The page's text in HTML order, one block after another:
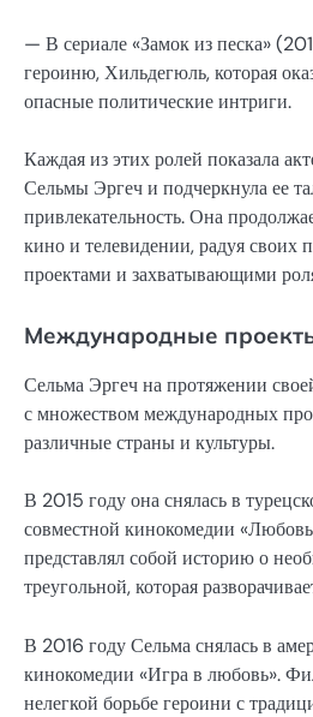
— В сериале «Замок из песка»
героиню, Хильдегюль, которая
опасные политические интриги.
Каждая из этих ролей показала
Сельмы Эргеч и подчеркнула ее
привлекательность. Она
кино и телевидении, радуя своих
проектами и захватывающими
Международные
Сельма Эргеч на протяжении
с множеством международных
различные страны и культуры.
В 2015 году она снялась в
совместной кинокомедии
представлял собой историю о
треугольной, которая
В 2016 году Сельма снялась в
кинокомедии «Игра в любовь».
нелегкой борьбе героини с